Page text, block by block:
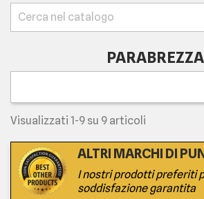
PARABREZZA
Visualizzati 1-9 su 9 articoli
ALTRI MARCHI DI
I nostri prodotti preferiti
soddisfazione garantita